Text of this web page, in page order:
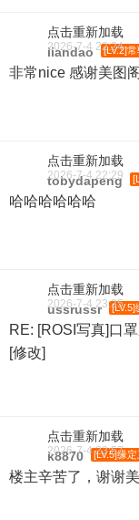
点击重新加载
liandao [LV.2]
2026-7-4 22:24
非常nice 感谢美图
点击重新加载
tobydapeng
2026-7-4 22:29
哈哈哈哈哈哈
点击重新加载
ussrussr [LV.5]
2026-7-4 23:35
RE: [ROSI写真]口
[修改]
点击重新加载
k8870 [LV.5]缘
2026-7-4 23:57
楼主辛苦了，谢谢